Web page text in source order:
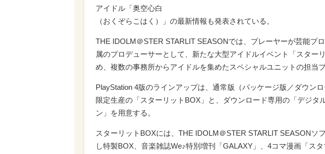
アイドル「奥空心白
（おくぞらこはく）」の最新情報も発表されている。
THE IDOLM＠STER STARLIT SEASONでは、プレーヤーが芸能プ
属のプロデューサーとして、新たな大型アイドルイベント「スター
め、複数の事務所からアイドルを集めたスペシャルユニットの担当
PlayStation 4版のラインアップは、通常版（パッケージ版／ダウン
限定生産の「スターリットBOX」と、ダウンロード専用の「デジタ
ン」を用意する。
スターリットBOXには、THE IDOLM＠STER STARLIT SEASONソ
し特製BOX、音楽雑誌We♪特別増刊「GALAXY」、4コマ漫画「ス